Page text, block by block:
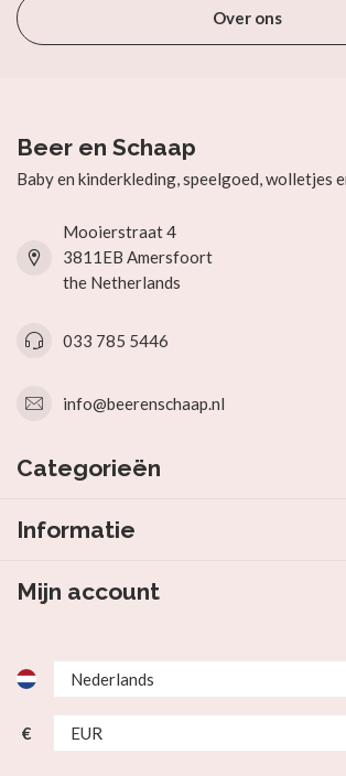
Over ons
Beer en Schaap
Baby en kinderkleding, speelgoed, wolletjes
Mooierstraat 4
3811EB Amersfoort
the Netherlands
033 785 5446
info@beerenschaap.nl
Categorieën
Informatie
Mijn account
€